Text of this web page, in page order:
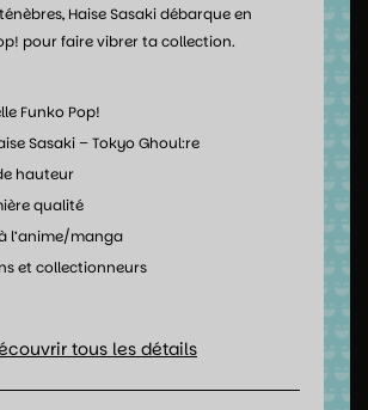
Haise Sasaki débarque en
pour faire vibrer ta collection.
Funko Pop!
Sasaki – Tokyo Ghoul:re
hauteur
qualité
l’anime/manga
et collectionneurs
tous les détails